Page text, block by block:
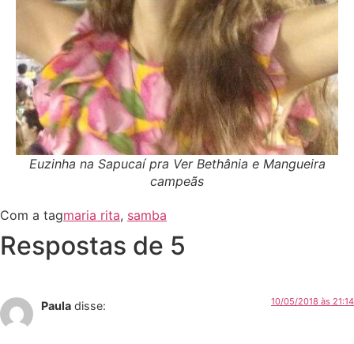
Euzinha na Sapucaí pra Ver Bethânia e Mangueira
campeãs
Com a tagmaria rita, samba
Respostas de 5
Paula disse: 10/05/2018 às 21:14